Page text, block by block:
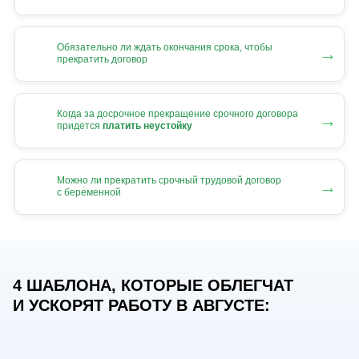
Обязательно ли ждать окончания срока, чтобы
прекратить договор
→
Когда за досрочное прекращение срочного договора
придется платить неустойку →
Можно ли прекратить срочный трудовой договор
с беременной
→
4 ШАБЛОНА, КОТОРЫЕ ОБЛЕГЧАТ
И УСКОРЯТ РАБОТУ В АВГУСТЕ: